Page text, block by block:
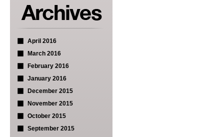
April 2016
March 2016
February 2016
January 2016
December 2015
November 2015
October 2015
September 2015